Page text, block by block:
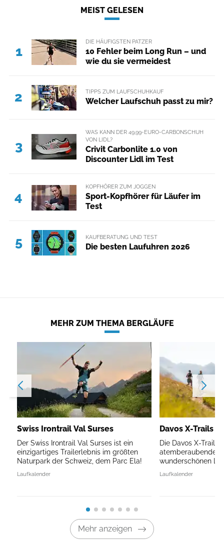
MEIST GELESEN
1
DIE HÄUFIGSTEN PATZER
10 Fehler beim Long Run – und
wie du sie vermeidest
2 TIPPS ZUM LAUFSCHUHKAUF
Welcher Laufschuh passt zu mir?
3
WAS KANN DER 49,99-EURO-CARBONSCHUH
VON LIDL?
Crivit Carbonlite 1.0 von
Discounter Lidl im Test
4
KOPFHÖRER ZUM JOGGEN
Sport-Kopfhörer für Läufer im
Test
5 KAUFBERATUNG UND TEST
Die besten Laufuhren 2026
MEHR ZUM THEMA BERGLÄUFE
Swiss Irontrail Val Surses
Der Swiss Irontrail Val Surses ist ein
einzigartiges Trailerlebnis im größten
Naturpark der Schweiz, dem Parc Ela!
Laufkalender
Davos X-Trails
Die Davos X-Trails
atemberaubenden
wunderschönen
Laufkalender
Mehr anzeigen